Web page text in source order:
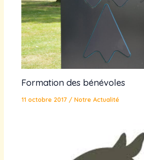
Formation des bénévoles
11 octobre 2017 /Notre Actualité